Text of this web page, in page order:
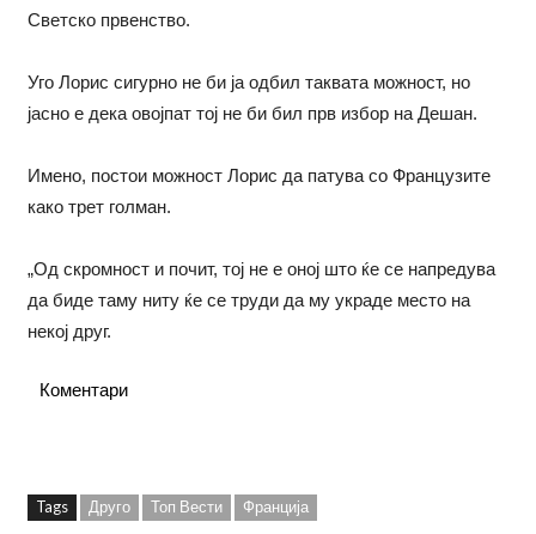
Светско првенство.
Уго Лорис сигурно не би ја одбил таквата можност, но
јасно е дека овојпат тој не би бил прв избор на Дешан.
Имено, постои можност Лорис да патува со Французите
како трет голман.
„Од скромност и почит, тој не е оној што ќе се напредува
да биде таму ниту ќе се труди да му украде место на
некој друг.
Коментари
Tags Друго Топ Вести Франција